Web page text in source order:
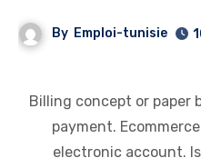
By Emploi-tunisie
Billing concept or paper
payment.
electronic account.